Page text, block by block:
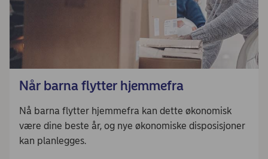
Når barna flytter hjemmefra
Nå barna flytter hjemmefra kan dette økonomisk
være dine beste år, og nye økonomiske disposisjoner
kan planlegges.